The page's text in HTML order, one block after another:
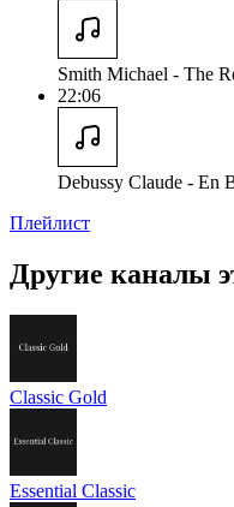
Smith Michael - The
22:06
Debussy Claude - En
Плейлист
Другие каналы
Classic Gold
Essential Classic